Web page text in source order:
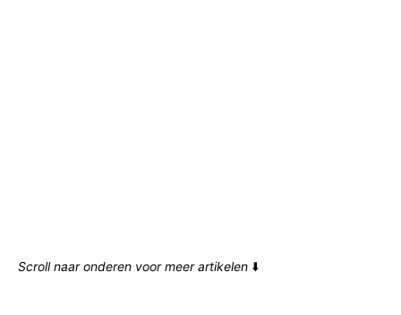
Scroll naar onderen voor meer artikelen ⬇️